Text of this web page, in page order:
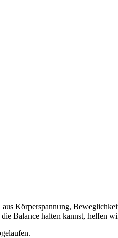
Körperspannung,
Balance halten kannst, helfen